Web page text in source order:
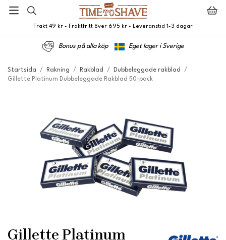
Frakt 49 kr - Fraktfritt över 695 kr - Leveranstid 1-3 dagar
Bonus på alla köp Eget lager i Sverige
Startsida / Rakning / Rakblad / Dubbeleggade rakblad
/
Gillette Platinum Dubbeleggade Rakblad 50-pack
Gillette Platinum